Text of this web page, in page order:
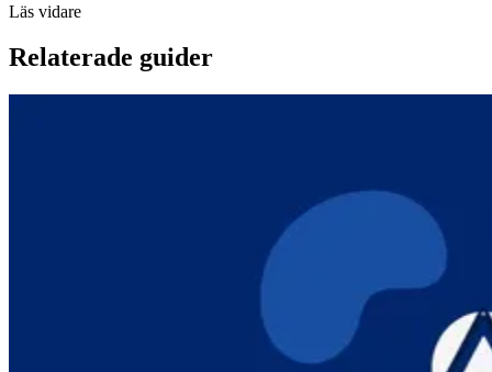
Läs vidare
Relaterade guider